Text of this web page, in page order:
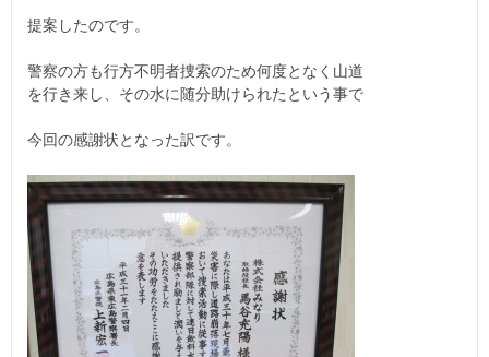
提案したのです。
警察の方も行方不明者捜索のため何度となく山道
を行き来し、その水に随分助けられたという事で
今回の感謝状となった訳です。